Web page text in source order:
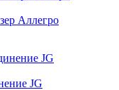
Аллегро
JG